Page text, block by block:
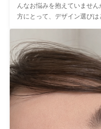
んなお悩みを抱えていません
方にとって、デザイン選びは